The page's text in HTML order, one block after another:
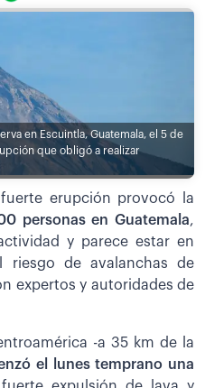
en Escuintla, Guatemala, el 5 de
que obligó a realizar
erupción provocó la
personas en Guatemala,
y parece estar en
riesgo de avalanchas de
expertos y autoridades de
-a 35 km de la
el lunes temprano una